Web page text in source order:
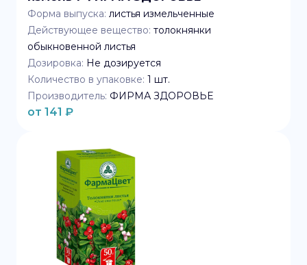
Форма выпуска: листья измельченные
Действующее вещество: толокнянки
обыкновенной листья
Дозировка: Не дозируется
Количество в упаковке: 1 шт.
Производитель: ФИРМА ЗДОРОВЬЕ
от 141 ₽